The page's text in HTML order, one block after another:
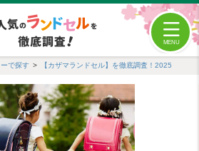
で探す 【カザマランドセル】を徹底調査！2025